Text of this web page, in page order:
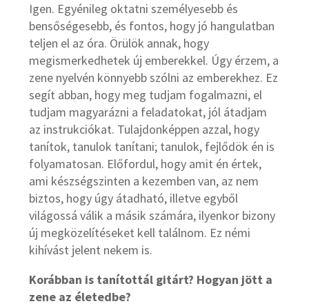
Igen. Egyénileg oktatni személyesebb és
bensőségesebb, és fontos, hogy jó hangulatban
teljen el az óra. Örülök annak, hogy
megismerkedhetek új emberekkel. Úgy érzem, a
zene nyelvén könnyebb szólni az emberekhez. Ez
segít abban, hogy meg tudjam fogalmazni, el
tudjam magyarázni a feladatokat, jól átadjam
az instrukciókat. Tulajdonképpen azzal, hogy
tanítok, tanulok tanítani; tanulok, fejlődök én is
folyamatosan. Előfordul, hogy amit én értek,
ami készségszinten a kezemben van, az nem
biztos, hogy úgy átadható, illetve egyből
világossá válik a másik számára, ilyenkor bizony
új megközelítéseket kell találnom. Ez némi
kihívást jelent nekem is.
Korábban is tanítottál gitárt? Hogyan jött a
zene az életedbe?